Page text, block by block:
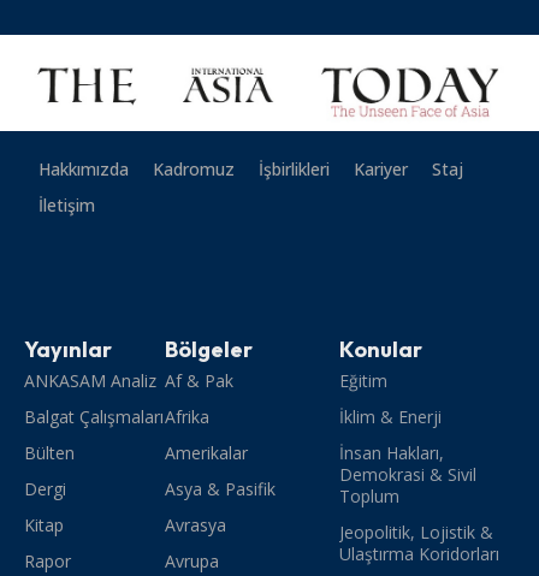
Hakkımızda Kadromuz İşbirlikleri Kariyer
Staj
İletişim
Yayınlar
ANKASAM Analiz
Balgat Çalışmaları
Bülten
Dergi
Kitap
Rapor
Bölgeler
Af & Pak
Afrika
Amerikalar
Asya & Pasifik
Avrasya
Avrupa
Konular
Eğitim
İklim & Enerji
İnsan Hakları,
Demokrasi & Sivil
Toplum
Jeopolitik, Lojistik &
Ulaştırma Koridorları